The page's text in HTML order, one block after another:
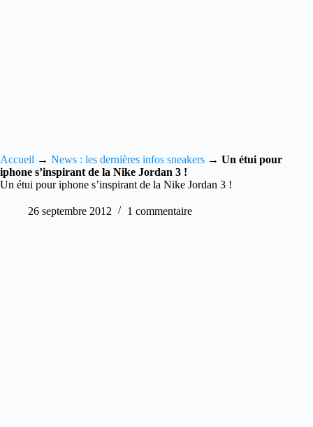
Accueil → News : les dernières infos sneakers → Un étui pour
iphone s’inspirant de la Nike Jordan 3 !
Un étui pour iphone s’inspirant de la Nike Jordan 3 !
26 septembre 2012 1 commentaire